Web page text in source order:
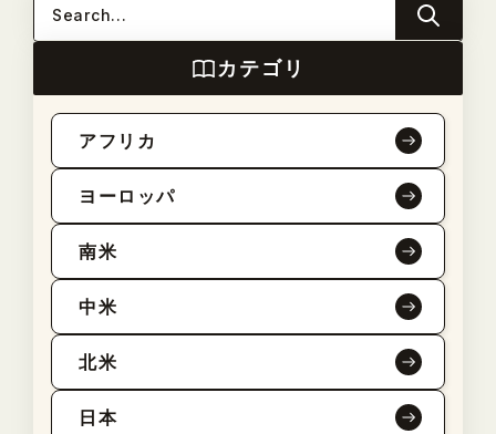
カテゴリ
アフリカ
ヨーロッパ
南米
中米
北米
日本